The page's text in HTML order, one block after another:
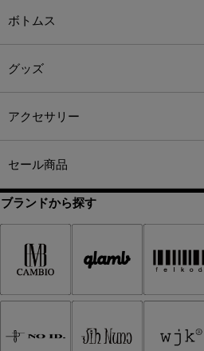
ボトムス
グッズ
アクセサリー
セール商品
ブランドから探す